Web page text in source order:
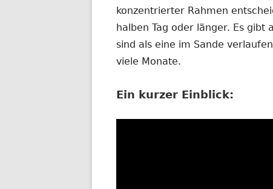
konzentrierter Rahmen
halben Tag oder länger. Es
sind als eine im Sande
viele Monate.
Ein kurzer Einblick: